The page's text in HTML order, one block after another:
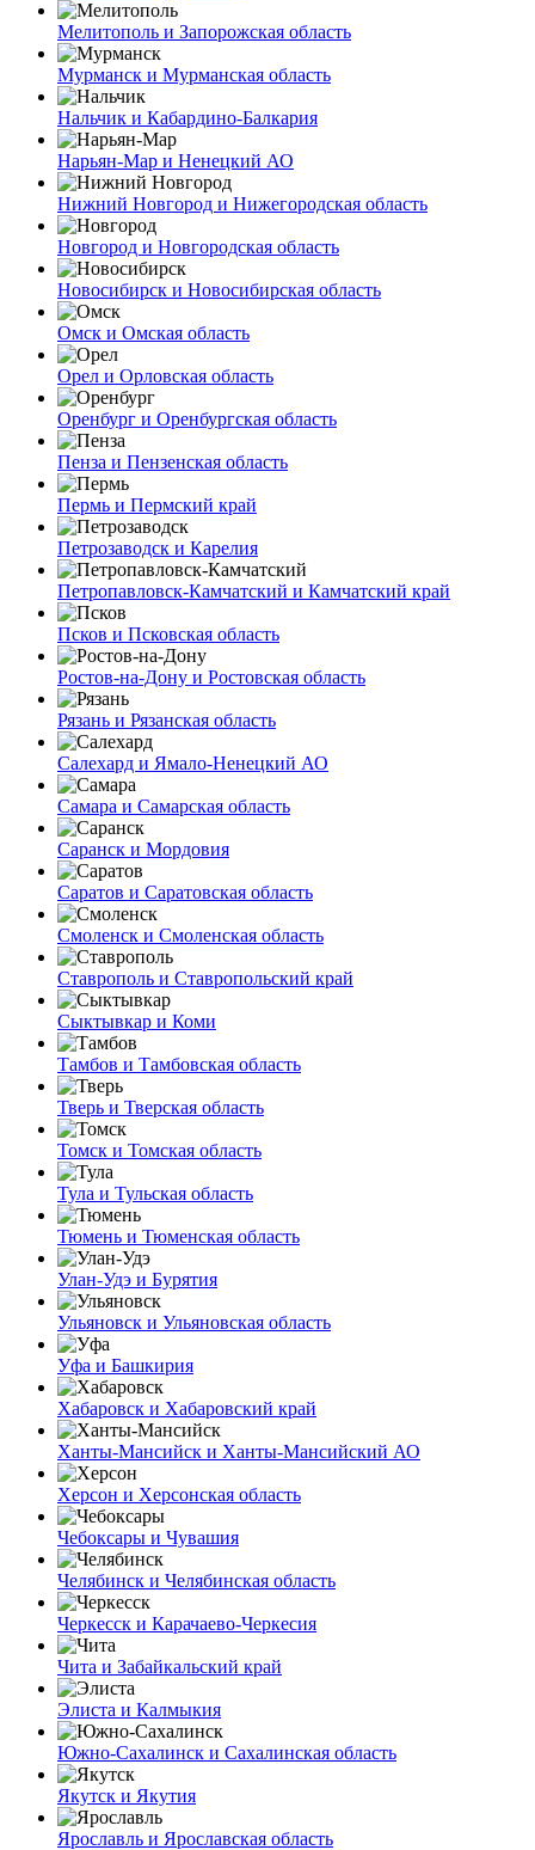
Мелитополь и Запорожская область
Мурманск и Мурманская область
Нальчик и Кабардино-Балкария
Нарьян-Мар и Ненецкий АО
Нижний Новгород и Нижегородская область
Новгород и Новгородская область
Новосибирск и Новосибирская область
Омск и Омская область
Орел и Орловская область
Оренбург и Оренбургская область
Пенза и Пензенская область
Пермь и Пермский край
Петрозаводск и Карелия
Петропавловск-Камчатский и Камчатский край
Псков и Псковская область
Ростов-на-Дону и Ростовская область
Рязань и Рязанская область
Салехард и Ямало-Ненецкий АО
Самара и Самарская область
Саранск и Мордовия
Саратов и Саратовская область
Смоленск и Смоленская область
Ставрополь и Ставропольский край
Сыктывкар и Коми
Тамбов и Тамбовская область
Тверь и Тверская область
Томск и Томская область
Тула и Тульская область
Тюмень и Тюменская область
Улан-Удэ и Бурятия
Ульяновск и Ульяновская область
Уфа и Башкирия
Хабаровск и Хабаровский край
Ханты-Мансийск и Ханты-Мансийский АО
Херсон и Херсонская область
Чебоксары и Чувашия
Челябинск и Челябинская область
Черкесск и Карачаево-Черкесия
Чита и Забайкальский край
Элиста и Калмыкия
Южно-Сахалинск и Сахалинская область
Якутск и Якутия
Ярославль и Ярославская область